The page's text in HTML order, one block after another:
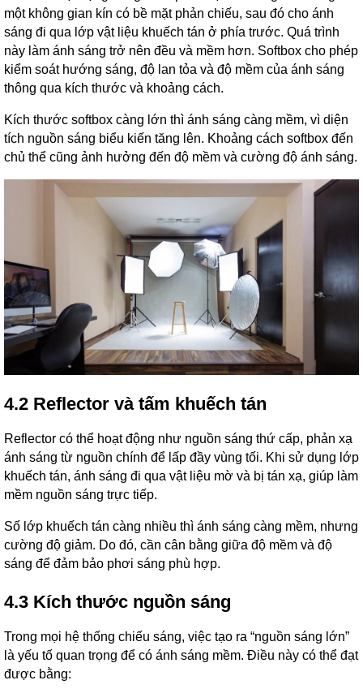
một không gian kín có bề mặt phản chiếu, sau đó cho ánh
sáng đi qua lớp vật liệu khuếch tán ở phía trước. Quá trình
này làm ánh sáng trở nên đều và mềm hơn. Softbox cho phép
kiểm soát hướng sáng, độ lan tỏa và độ mềm của ánh sáng
thông qua kích thước và khoảng cách.
Kích thước softbox càng lớn thì ánh sáng càng mềm, vì diện
tích nguồn sáng biểu kiến tăng lên. Khoảng cách softbox đến
chủ thể cũng ảnh hưởng đến độ mềm và cường độ ánh sáng.
4.2 Reflector và tấm khuếch tán
Reflector có thể hoạt động như nguồn sáng thứ cấp, phản xạ
ánh sáng từ nguồn chính để lấp đầy vùng tối. Khi sử dụng lớp
khuếch tán, ánh sáng đi qua vật liệu mờ và bị tán xạ, giúp làm
mềm nguồn sáng trực tiếp.
Số lớp khuếch tán càng nhiều thì ánh sáng càng mềm, nhưng
cường độ giảm. Do đó, cần cân bằng giữa độ mềm và độ
sáng để đảm bảo phơi sáng phù hợp.
4.3 Kích thước nguồn sáng
Trong mọi hệ thống chiếu sáng, việc tạo ra “nguồn sáng lớn”
là yếu tố quan trọng để có ánh sáng mềm. Điều này có thể đạt
được bằng: